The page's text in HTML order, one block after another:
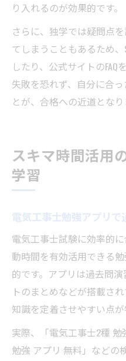
り入れるのが効果的です。
さらに、独学では疑問点
てしまうこともあるため
したり、公式サイトのFAQ
失敗を恐れず、自分に合
とが、合格への近道となり
スキマ時間活用
学習
電気工事士勉強アプリで
電気工事士試験に効率的
動時間を有効活用できる
的です。アプリは過去問
トのまとめなどが搭載さ
知識を定着させやすい点が
実際、「電気工事士2種
勉強 アプリ 無料」などの